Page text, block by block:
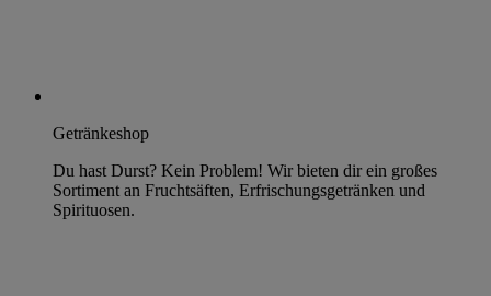
Getränkeshop
Du hast Durst? Kein Problem! Wir bieten dir ein großes
Sortiment an Fruchtsäften, Erfrischungsgetränken und
Spirituosen.